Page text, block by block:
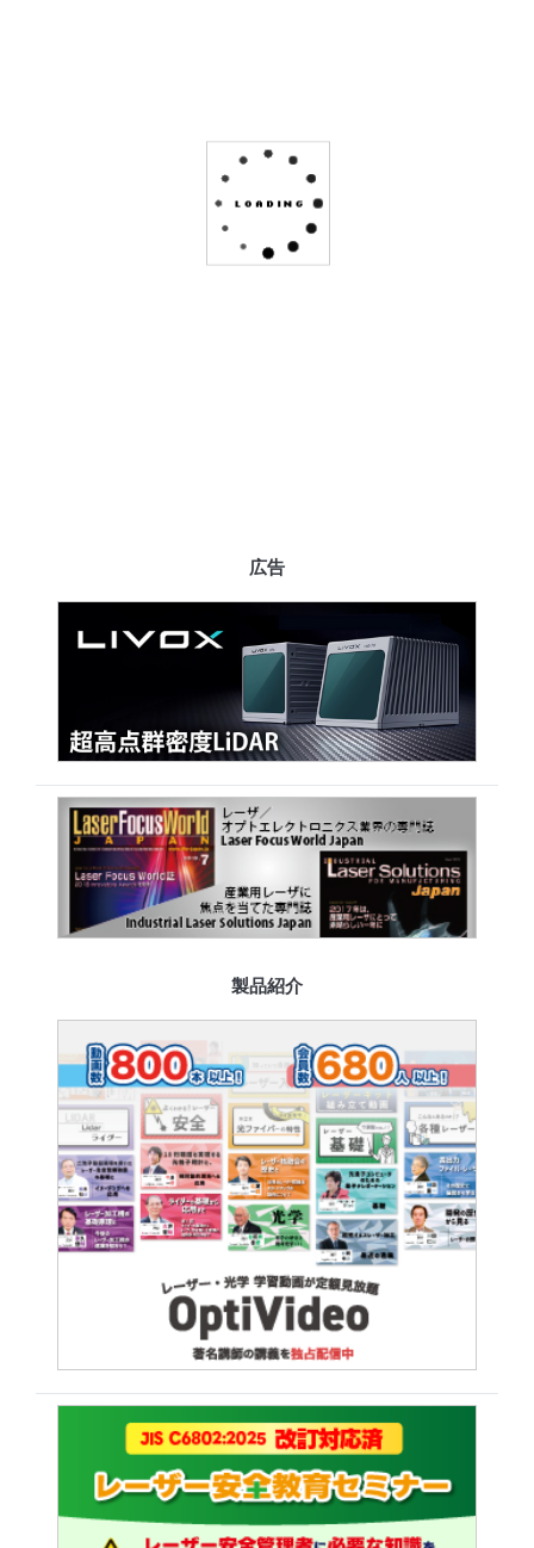
広告
製品紹介